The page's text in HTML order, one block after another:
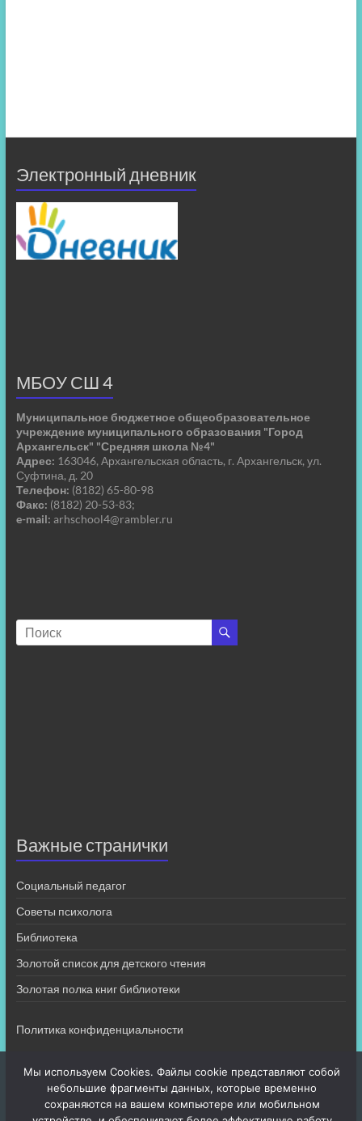
Электронный дневник
МБОУ СШ 4
Муниципальное бюджетное общеобразовательное
учреждение муниципального образования "Город
Архангельск" "Средняя школа №4"
Адрес: 163046, Архангельская область, г. Архангельск, ул.
Суфтина, д. 20
Телефон: (8182) 65-80-98
Факс: (8182) 20-53-83;
e-mail: arhschool4@rambler.ru
Важные странички
Социальный педагог
Советы психолога
Библиотека
Золотой список для детского чтения
Золотая полка книг библиотеки
Политика конфиденциальности
Мы используем Cookies. Файлы cookie представляют собой
небольшие фрагменты данных, которые временно
сохраняются на вашем компьютере или мобильном